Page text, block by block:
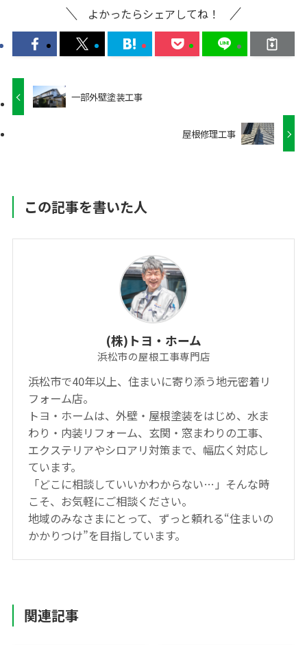
よかったらシェアしてね！
一部外壁塗装工事
屋根修理工事
この記事を書いた人
(株)トヨ・ホーム
浜松市の屋根工事専門店
浜松市で40年以上、住まいに寄り添う地元密着リ
フォーム店。
トヨ・ホームは、外壁・屋根塗装をはじめ、水ま
わり・内装リフォーム、玄関・窓まわりの工事、
エクステリアやシロアリ対策まで、幅広く対応し
ています。
「どこに相談していいかわからない…」そんな時
こそ、お気軽にご相談ください。
地域のみなさまにとって、ずっと頼れる“住まいの
かかりつけ”を目指しています。
関連記事